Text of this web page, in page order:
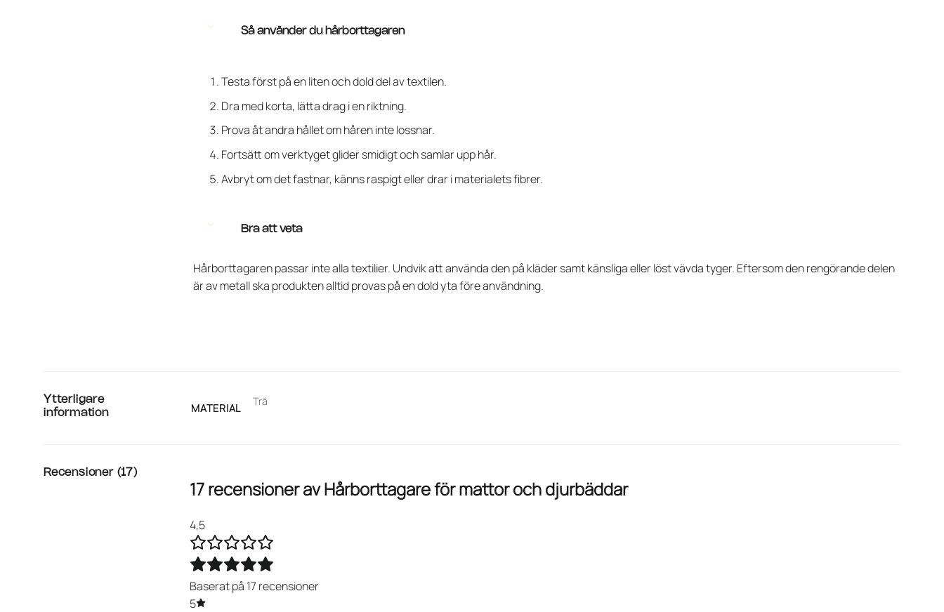
Så använder du hårborttagaren
Testa först på en liten och dold del av textilen.
Dra med korta, lätta drag i en riktning.
Prova åt andra hållet om håren inte lossnar.
Fortsätt om verktyget glider smidigt och samlar upp hår.
Avbryt om det fastnar, känns raspigt eller drar i materialets fibrer.
Bra att veta
Hårborttagaren passar inte alla textilier. Undvik att använda den på kläder samt känsliga eller löst vävda tyger. Eftersom den rengörande delen
är av metall ska produkten alltid provas på en dold yta före användning.
Ytterligare
information
MATERIAL
Trä
Recensioner (17)
17 recensioner avHårborttagare för mattor och djurbäddar
4,5
Baserat på 17 recensioner
5